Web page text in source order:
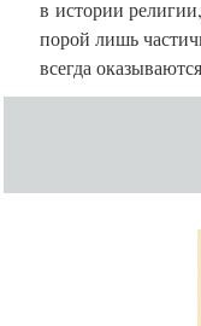
в истории
порой лишь
всегда